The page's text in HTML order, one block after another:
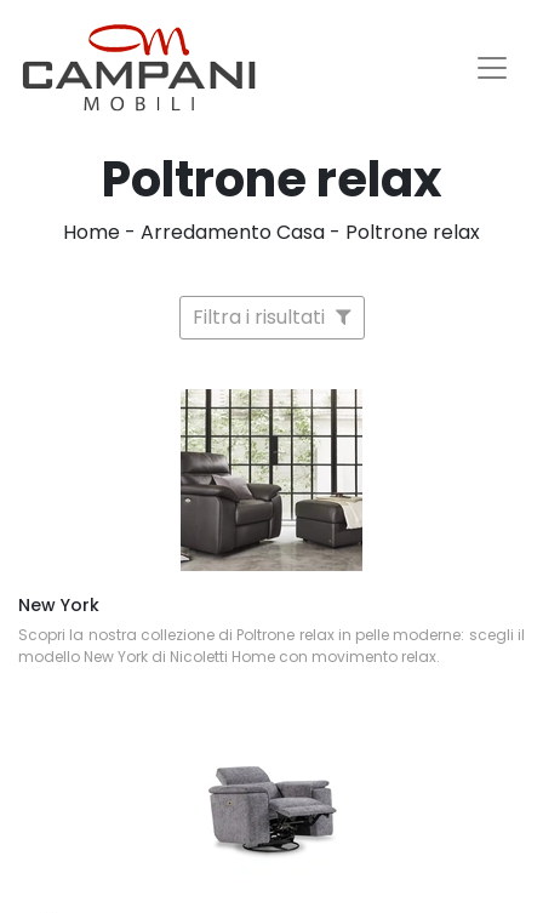
Poltrone relax
Home - Arredamento Casa - Poltrone relax
Filtra i risultati
New York
Scopri la nostra collezione di Poltrone relax in pelle moderne: scegli il
modello New York di Nicoletti Home con movimento relax.